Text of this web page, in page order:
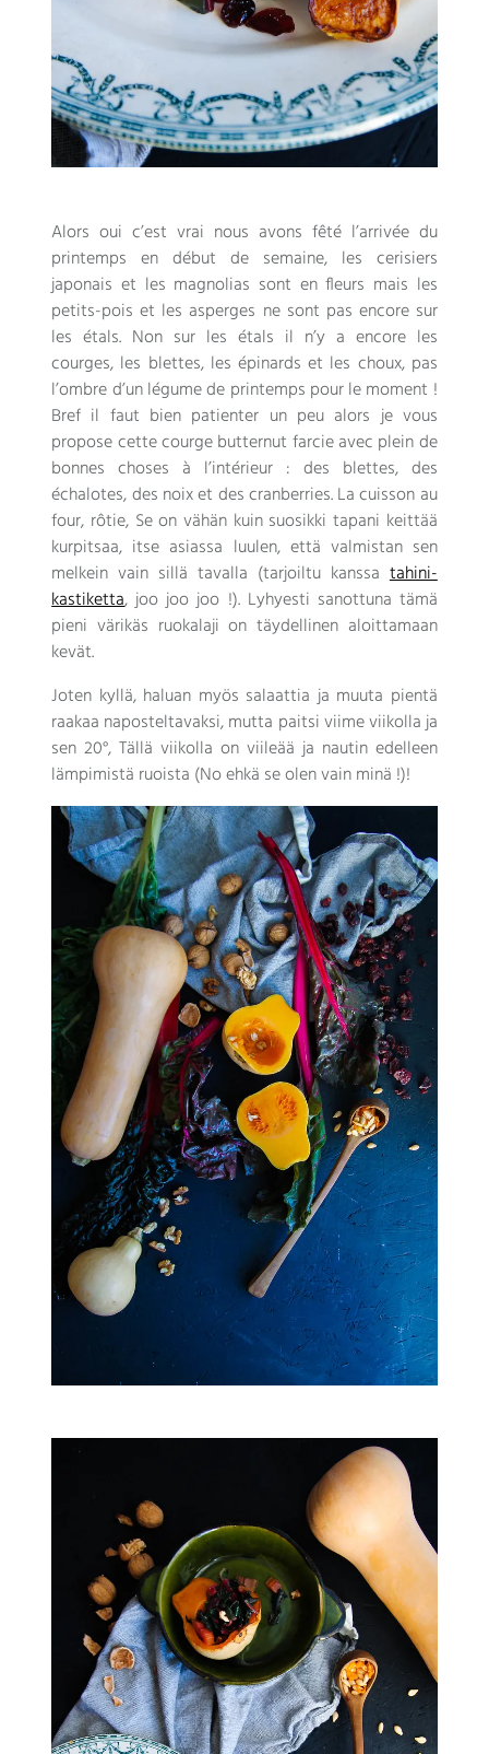
Alors oui c’est vrai nous avons fêté l’arrivée du
printemps en début de semaine, les cerisiers
japonais et les magnolias sont en fleurs mais les
petits-pois et les asperges ne sont pas encore sur
les étals. Non sur les étals il n’y a encore les
courges, les blettes, les épinards et les choux, pas
l’ombre d’un légume de printemps pour le moment !
Bref il faut bien patienter un peu alors je vous
propose cette courge butternut farcie avec plein de
bonnes choses à l’intérieur : des blettes, des
échalotes,des noix et des cranberries.La cuisson au
four, rôtie, Se on vähän kuin suosikki tapani keittää
kurpitsaa, itse asiassa luulen, että valmistan sen
melkein vain sillä tavalla (tarjoiltu kanssatahini-
kastiketta, joo joo joo !). Lyhyesti sanottuna tämä
pieni värikäs ruokalaji on täydellinen aloittamaan
kevät.
Joten kyllä, haluan myös salaattia ja muuta pientä
raakaa naposteltavaksi, mutta paitsi viime viikolla ja
sen 20°, Tällä viikolla on viileää ja nautin edelleen
lämpimistä ruoista (No ehkä se olen vain minä !)!